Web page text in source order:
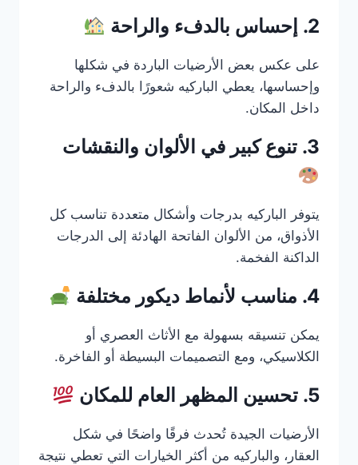
2. إحساس بالدفء والراحة
على عكس بعض الأرضيات الباردة في شكلها
وإحساسها، يعطي الباركيه شعورًا بالدفء والراحة
داخل المكان.
3. تنوع كبير في الألوان والنقشات
يتوفر الباركيه بدرجات وأشكال متعددة تناسب كل
الأذواق، من الألوان الفاتحة الهادئة إلى الدرجات
الداكنة الفخمة.
4. مناسب لأنماط ديكور مختلفة
يمكن تنسيقه بسهولة مع الأثاث العصري أو
الكلاسيكي، ومع التصميمات البسيطة أو الفاخرة.
5. تحسين المظهر العام للمكان
الأرضيات الجيدة تُحدث فرقًا واضحًا في شكل
العقار، والباركيه من أكثر الخيارات التي تعطي نتيجة